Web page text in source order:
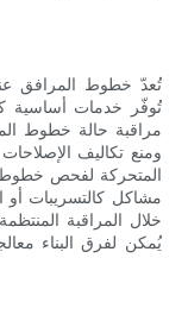
تُعدّ خطوط المرافق
تُوفّر خدمات أساسية
مراقبة حالة خطوط
ومنع تكاليف
المتحركة لفحص خطوط
مشاكل كالتسريبات أو
خلال المراقبة
يُمكن لفرق البناء